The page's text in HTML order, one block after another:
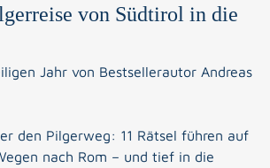
von Südtirol in die
Jahr von Bestsellerautor Andreas
den Pilgerweg: 11 Rätsel führen auf
nach Rom – und tief in die